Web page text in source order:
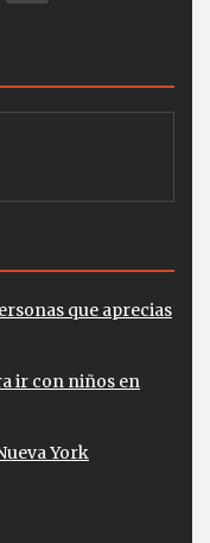
que aprecias
ir con niños en
York